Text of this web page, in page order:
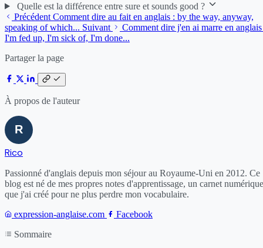
Quelle est la différence entre sure et sounds good ?
Précédent Comment dire au fait en anglais : by the way, anyway,
speaking of which... Suivant
Comment dire j'en ai marre en
I'm fed up, I'm sick of, I'm done...
Partager la page
À propos de l'auteur
Rico
Passionné d'anglais depuis mon séjour au Royaume-Uni en 2012. Ce
blog est né de mes propres notes d'apprentissage, un carnet numérique
que j'ai créé pour ne plus perdre mon vocabulaire.
expression-anglaise.com
Facebook
Sommaire